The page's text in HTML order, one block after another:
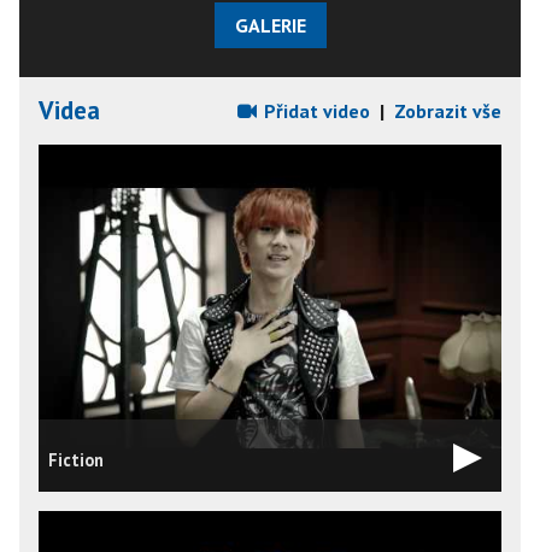
GALERIE
Videa Přidat video | Zobrazit vše
Fiction